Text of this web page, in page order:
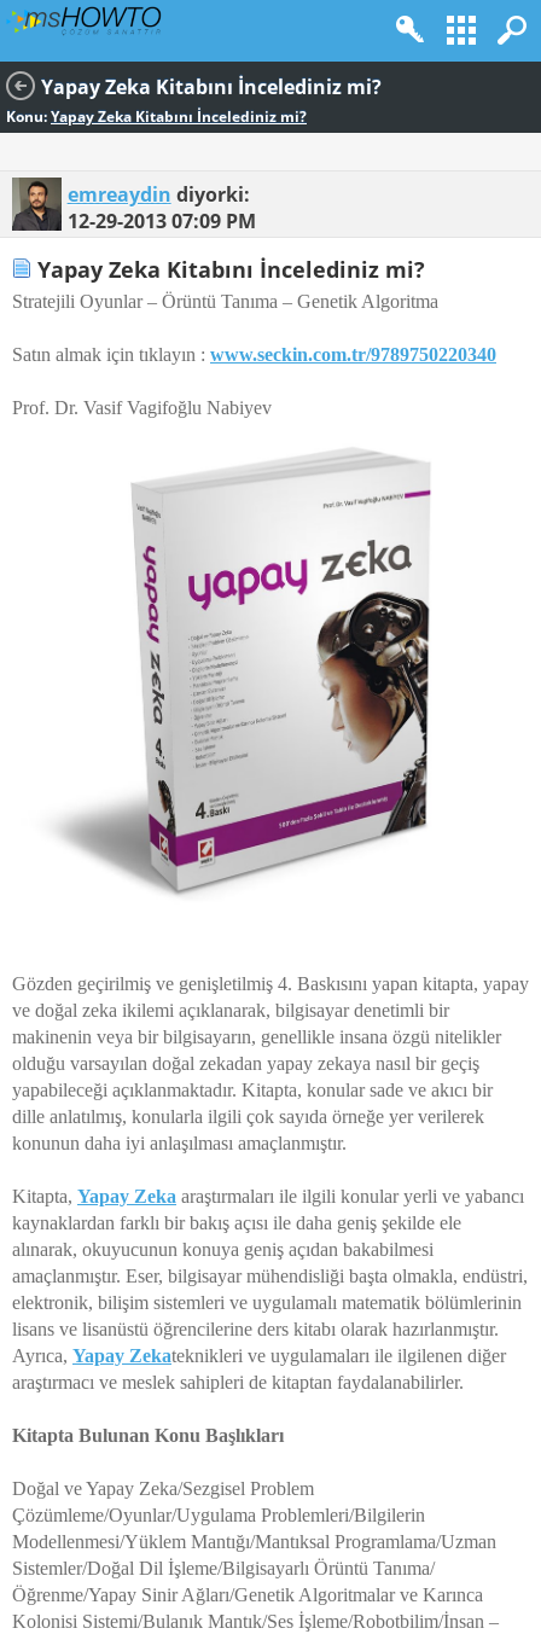
Yapay Zeka Kitabını İncelediniz mi?
Konu:Yapay Zeka Kitabını İncelediniz mi?
emreaydin diyorki:
12-29-201307:09 PM
Yapay Zeka Kitabını İncelediniz mi?
Stratejili Oyunlar – Örüntü Tanıma – Genetik Algoritma
Satın almak için tıklayın : www.seckin.com.tr/9789750220340
Prof. Dr. Vasif Vagifoğlu Nabiyev
Gözden geçirilmiş ve genişletilmiş 4. Baskısını yapan kitapta, yapay
ve doğal zeka ikilemi açıklanarak, bilgisayar denetimli bir
makinenin veya bir bilgisayarın, genellikle insana özgü nitelikler
olduğu varsayılan doğal zekadan yapay zekaya nasıl bir geçiş
yapabileceği açıklanmaktadır. Kitapta, konular sade ve akıcı bir
dille anlatılmış, konularla ilgili çok sayıda örneğe yer verilerek
konunun daha iyi anlaşılması amaçlanmıştır.
Kitapta, Yapay Zeka araştırmaları ile ilgili konular yerli ve yabancı
kaynaklardan farklı bir bakış açısı ile daha geniş şekilde ele
alınarak, okuyucunun konuya geniş açıdan bakabilmesi
amaçlanmıştır. Eser, bilgisayar mühendisliği başta olmakla, endüstri,
elektronik, bilişim sistemleri ve uygulamalı matematik bölümlerinin
lisans ve lisanüstü öğrencilerine ders kitabı olarak hazırlanmıştır.
Ayrıca, Yapay Zekateknikleri ve uygulamaları ile ilgilenen diğer
araştırmacı ve meslek sahipleri de kitaptan faydalanabilirler.
Kitapta Bulunan Konu Başlıkları
Doğal ve Yapay Zeka/Sezgisel Problem
Çözümleme/Oyunlar/Uygulama Problemleri/Bilgilerin
Modellenmesi/Yüklem Mantığı/Mantıksal Programlama/Uzman
Sistemler/Doğal Dil İşleme/Bilgisayarlı Örüntü Tanıma/
Öğrenme/Yapay Sinir Ağları/Genetik Algoritmalar ve Karınca
Kolonisi Sistemi/Bulanık Mantık/Ses İşleme/Robotbilim/İnsan –